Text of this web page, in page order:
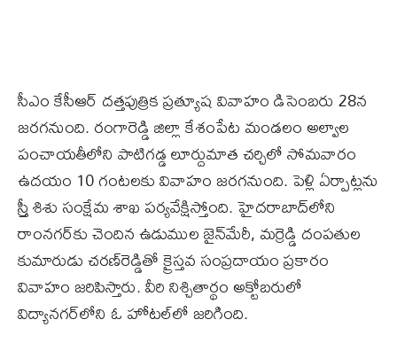
సీఎం కేసీఆర్‌ దత్తపుత్రిక ప్రత్యూష వివాహం డిసెంబరు 28న
జరగనుంది. రంగారెడ్డి జిల్లా కేశంపేట మండలం అల్వాల
పంచాయతీలోని పాటిగడ్డ లూర్దుమాత చర్చిలో సోమవారం
ఉదయం 10 గంటలకు వివాహం జరగనుంది. పెళ్లి ఏర్పాట్లను
స్ర్తీ శిశు సంక్షేమ శాఖ పర్యవేక్షిస్తోంది. హైదరాబాద్‌లోని
రాంనగర్‌కు చెందిన ఉడుముల జైన్‌మేరీ, మర్రెడ్డి దంపతుల
కుమారుడు చరణ్‌రెడ్డితో క్రైస్తవ సంప్రదాయం ప్రకారం
వివాహం జరిపిస్తారు. వీరి నిశ్చితార్థం అక్టోబరులో
విద్యానగర్‌లోని ఓ హోటల్‌లో జరిగింది.